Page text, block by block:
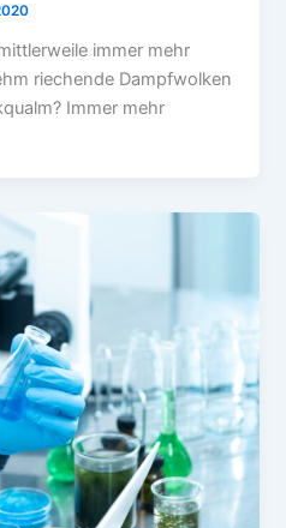
immer mehr
riechende Dampfwolken
Immer mehr